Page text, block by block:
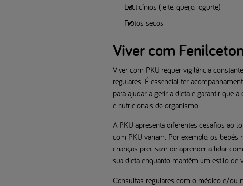
Lacticínios (leite, queijo, iogurte)
Frutos secos
Viver com
Viver com PKU requer vigilância
regulares. É essencial ter
para ajudar a gerir a dieta e garantir que
e nutricionais do organismo.
A PKU apresenta diferentes desafios ao
com PKU variam. Por exemplo, os
crianças precisam de aprender a lidar
sua dieta enquanto mantêm um estilo de
Consultas regulares com o médico e/ou